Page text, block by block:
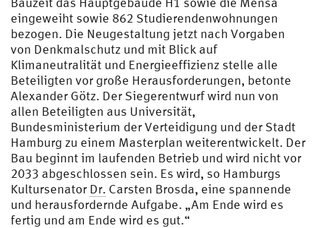
eingeweiht sowie 862 Studierendenwohnungen
bezogen. Die Neugestaltung jetzt nach Vorgaben
von Denkmalschutz und mit Blick auf
Klimaneutralität und Energieeffizienz stelle alle
Beteiligten vor große Herausforderungen, betonte
Alexander Götz. Der Siegerentwurf wird nun von
allen Beteiligten aus Universität,
Bundesministerium der Verteidigung und der Stadt
Hamburg zu einem Masterplan weiterentwickelt. Der
Bau beginnt im laufenden Betrieb und wird nicht vor
2033 abgeschlossen sein. Es wird, so Hamburgs
Kultursenator Dr. Carsten Brosda, eine spannende
und herausfordernde Aufgabe. „Am Ende wird es
fertig und am Ende wird es gut.“